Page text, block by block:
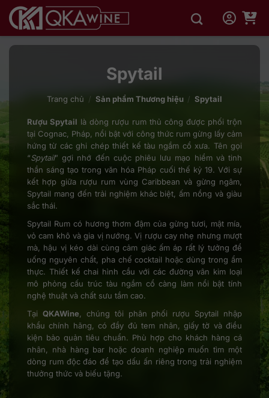
qua
dung
Spytail
Trang chủ / Sản phẩm Thương hiệu / Spytail
Rượu Spytail là dòng rượu rum thủ công được phối trộn
tại Cognac, Pháp, nổi bật với công thức rum gừng lấy cảm
hứng từ các ghi chép thiết kế tàu ngầm cổ xưa. Tên gọi
“Spytail” gợi nhớ đến cuộc phiêu lưu mạo hiểm và tinh
thần sáng tạo trong văn hóa Pháp cuối thế kỷ 19. Với sự
kết hợp giữa rượu rum vùng Caribbean và gừng ngâm,
Spytail mang đến trải nghiệm khác biệt, ấm nồng và giàu
sắc thái.
Spytail Rum có hương thơm đậm của gừng tươi, mật mía,
vỏ cam khô và gia vị nướng. Vị rượu cay nhẹ nhưng mượt
mà, hậu vị kéo dài cùng cảm giác ấm áp rất lý tưởng để
uống nguyên chất, pha chế cocktail hoặc dùng trong ẩm
thực. Thiết kế chai hình cầu với các đường vân kim loại
mô phỏng cấu trúc tàu ngầm cổ càng làm nổi bật tính
nghệ thuật và chất sưu tầm cao.
Tại QKAWine, chúng tôi phân phối rượu Spytail nhập
khẩu chính hãng, có đầy đủ tem nhãn, giấy tờ và điều
kiện bảo quản tiêu chuẩn. Phù hợp cho khách hàng cá
nhân, nhà hàng bar hoặc doanh nghiệp muốn tìm một
dòng rum độc đáo để tạo dấu ấn riêng trong trải nghiệm
thưởng thức và biếu tặng.